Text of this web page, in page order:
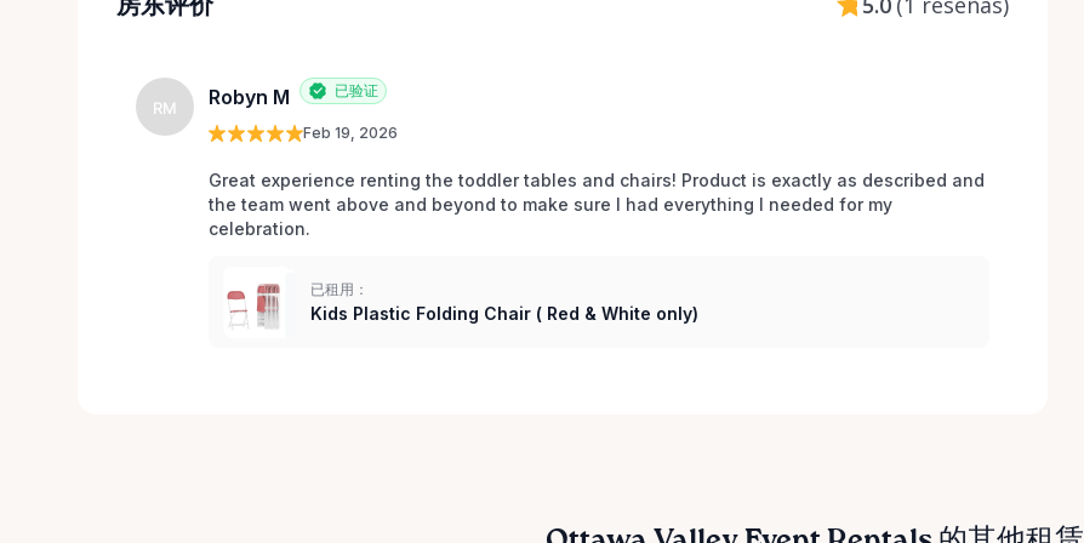
RM Robyn M 已验证
Feb 19, 2026
Great experience renting the toddler tables and chairs! Product is exactly as described and
the team went above and beyond to make sure I had everything I needed for my
celebration.
已租用：
Kids Plastic Folding Chair ( Red & White only)